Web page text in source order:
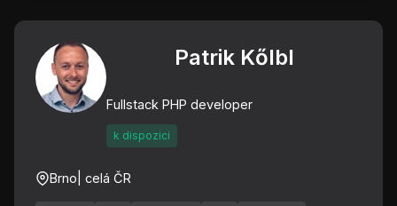
Patrik Kőlbl
Fullstack PHP developer
k dispozici
Brno | celá ČR